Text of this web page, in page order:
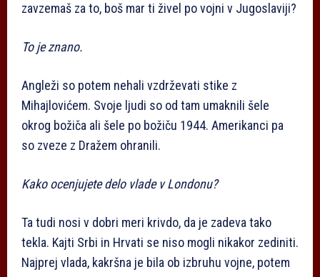
zavzemaš za to, boš mar ti živel po vojni v Jugoslaviji?
To je znano.
Angleži so potem nehali vzdrževati stike z
Mihajlovićem. Svoje ljudi so od tam umaknili šele
okrog božiča ali šele po božiču 1944. Amerikanci pa
so zveze z Dražem ohranili.
Kako ocenjujete delo vlade v Londonu?
Ta tudi nosi v dobri meri krivdo, da je zadeva tako
tekla. Kajti Srbi in Hrvati se niso mogli nikakor zediniti.
Najprej vlada, kakršna je bila ob izbruhu vojne, potem